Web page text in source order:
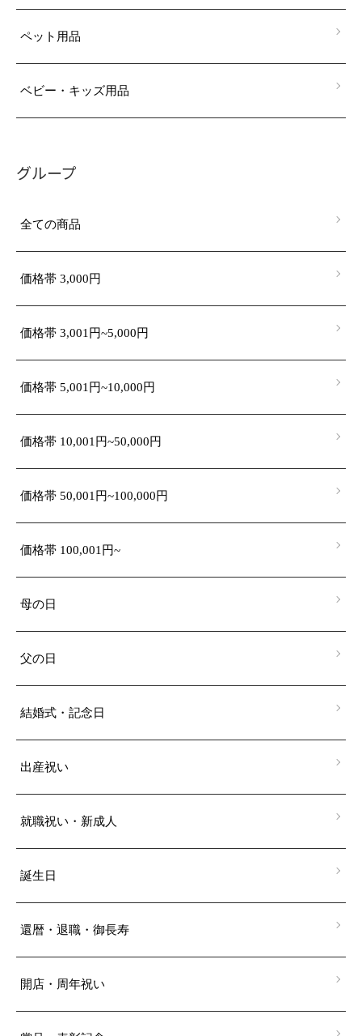
ペット用品
ベビー・キッズ用品
グループ
全ての商品
価格帯 3,000円
価格帯 3,001円~5,000円
価格帯 5,001円~10,000円
価格帯 10,001円~50,000円
価格帯 50,001円~100,000円
価格帯 100,001円~
母の日
父の日
結婚式・記念日
出産祝い
就職祝い・新成人
誕生日
還暦・退職・御長寿
開店・周年祝い